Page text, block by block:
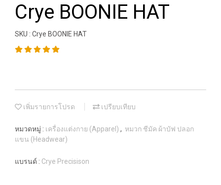
Crye BOONIE HAT
SKU : Crye BOONIE HAT
เพิ่มรายการโปรด เปรียบเทียบ
หมวดหมู่ : เครื่องแต่งกาย (Apparel) , หมวก ชีมัค ผ้าบัฟ ปลอก
แขน (Headwear)
แบรนด์ : Crye Precisison